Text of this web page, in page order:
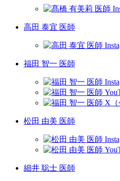
高田 泰宜 医師
福田 智一 医師
松田 由美 医師
細井 聡士 医師